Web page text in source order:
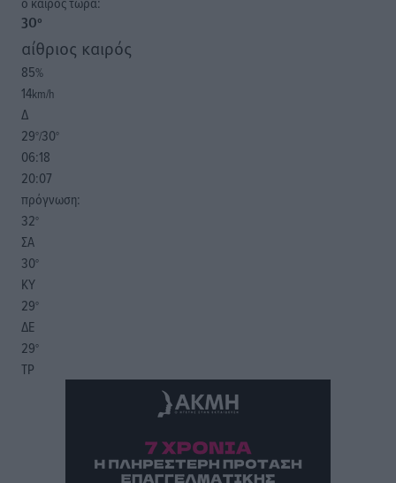
30°
αίθριος καιρός
85%
14km/h
Δ
29°/30°
06:18
20:07
πρόγνωση:
32°
ΣΑ
30°
ΚΥ
29°
ΔΕ
29°
ΤΡ